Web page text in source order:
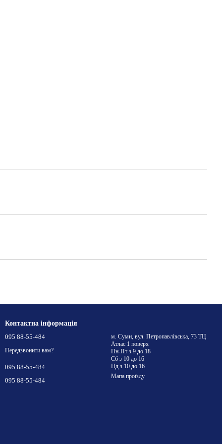
Контактна інформація
095 88-55-484
Передзвонити вам?
095 88-55-484
095 88-55-484
м. Суми, вул. Петропавлівська, 73 ТЦ
Атлас 1 поверх
Пн-Пт з 9 до 18
Сб з 10 до 16
Нд з 10 до 16
Мапа проїзду